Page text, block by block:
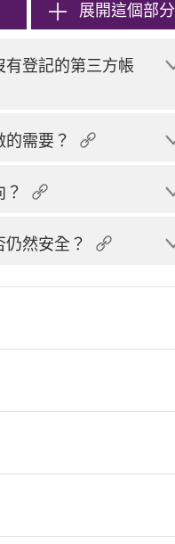
展開這個部分
登記的第三方帳
需要？
然安全？